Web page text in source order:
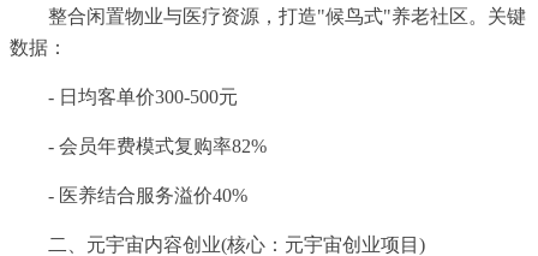
整合闲置物业与医疗资源，打造"候鸟式"养老社区。关键
数据：
- 日均客单价300-500元
- 会员年费模式复购率82%
- 医养结合服务溢价40%
二、元宇宙内容创业(核心：元宇宙创业项目)